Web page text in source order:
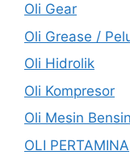
Oli Gear
Oli Grease /
Oli Hidrolik
Oli Kompresor
Oli Mesin Bensin
OLI PERTAMINA